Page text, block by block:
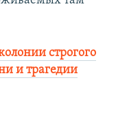
строгого
и трагедии